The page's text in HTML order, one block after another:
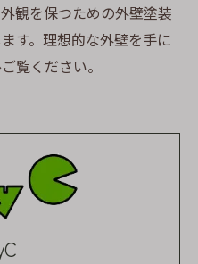
観を保つための外壁塗装
す。理想的な外壁を手に
覧ください。